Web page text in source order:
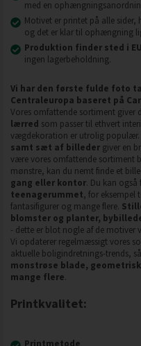
med en
Motivet er printet på alle
og det er klar til ophængning
Produktion finder sted i EU
ingen lagerbeholdning.
Vi har den første fulde foto
Centraleuropa baseret på
Vores omfattende sortiment giver
lærred som passer til ethvert
vægdekoration er utrolig populær.
samt sæt af billeder giver en
være vores omfattende sortiment
mønstre, kan du nemt finde et
gang eller kontor. Du kan også
teenagerummet, for eksempel
fantasifigurer og mange flere.
blomster og planter,
- dette er blot nogle af de motiver
Vi opdaterer regelmæssigt vores
aktuelle boligindretnings-trends,
monstrøse blade,
mange flere.
Printkvalitet:
Printmetode